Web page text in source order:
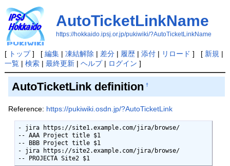
AutoTicketLinkName
https://hokkaido.ipsj.or.jp/pukiwiki/?AutoTicketLinkName
[ トップ] [ 編集| 凍結解除 | 差分| 履歴| 添付| リロード ] [ 新規 |
一覧| 検索| 最終更新| ヘルプ| ログイン ]
AutoTicketLink definition †
Reference: https://pukiwiki.osdn.jp/?AutoTicketLink
- jira https://site1.example.com/jira/browse/
-- AAA Project title $1
-- BBB Project title $1
- jira https://site2.example.com/jira/browse/
-- PROJECTA Site2 $1